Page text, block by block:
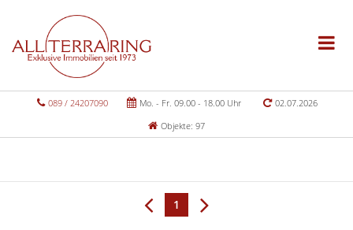
089 / 24207090 Mo. - Fr. 09.00 - 18.00 Uhr
02.07.2026
Objekte: 97
1